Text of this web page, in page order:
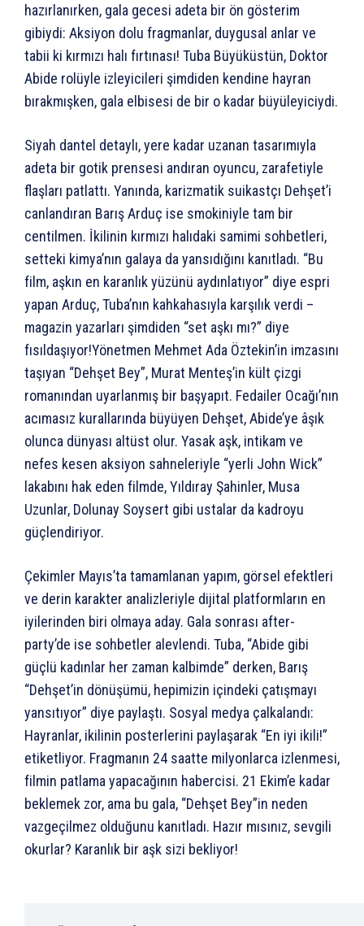
hazırlanırken, gala gecesi adeta bir ön gösterim
gibiydi: Aksiyon dolu fragmanlar, duygusal anlar ve
tabii ki kırmızı halı fırtınası! Tuba Büyüküstün, Doktor
Abide rolüyle izleyicileri şimdiden kendine hayran
bırakmışken, gala elbisesi de bir o kadar büyüleyiciydi.
Siyah dantel detaylı, yere kadar uzanan tasarımıyla
adeta bir gotik prensesi andıran oyuncu, zarafetiyle
flaşları patlattı. Yanında, karizmatik suikastçı Dehşet’i
canlandıran Barış Arduç ise smokiniyle tam bir
centilmen. İkilinin kırmızı halıdaki samimi sohbetleri,
setteki kimya’nın galaya da yansıdığını kanıtladı. “Bu
film, aşkın en karanlık yüzünü aydınlatıyor” diye espri
yapan Arduç, Tuba’nın kahkahasıyla karşılık verdi –
magazin yazarları şimdiden “set aşkı mı?” diye
fısıldaşıyor!Yönetmen Mehmet Ada Öztekin’in imzasını
taşıyan “Dehşet Bey”, Murat Menteş’in kült çizgi
romanından uyarlanmış bir başyapıt. Fedailer Ocağı’nın
acımasız kurallarında büyüyen Dehşet, Abide’ye âşık
olunca dünyası altüst olur. Yasak aşk, intikam ve
nefes kesen aksiyon sahneleriyle “yerli John Wick”
lakabını hak eden filmde, Yıldıray Şahinler, Musa
Uzunlar, Dolunay Soysert gibi ustalar da kadroyu
güçlendiriyor.
Çekimler Mayıs’ta tamamlanan yapım, görsel efektleri
ve derin karakter analizleriyle dijital platformların en
iyilerinden biri olmaya aday. Gala sonrası after-
party’de ise sohbetler alevlendi. Tuba, “Abide gibi
güçlü kadınlar her zaman kalbimde” derken, Barış
“Dehşet’in dönüşümü, hepimizin içindeki çatışmayı
yansıtıyor” diye paylaştı. Sosyal medya çalkalandı:
Hayranlar, ikilinin posterlerini paylaşarak “En iyi ikili!”
etiketliyor. Fragmanın 24 saatte milyonlarca izlenmesi,
filmin patlama yapacağının habercisi. 21 Ekim’e kadar
beklemek zor, ama bu gala, “Dehşet Bey”in neden
vazgeçilmez olduğunu kanıtladı. Hazır mısınız, sevgili
okurlar? Karanlık bir aşk sizi bekliyor!